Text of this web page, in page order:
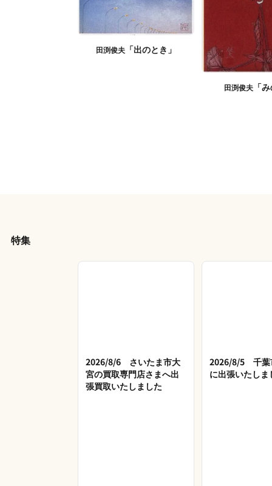
田渕俊夫 「出のとき」
田渕俊夫 「
特集
2026/8/6 さいたま市大
宮の買取専門店さまへ出
張買取いたしました
2026/8/5 千葉
に出張いたしま